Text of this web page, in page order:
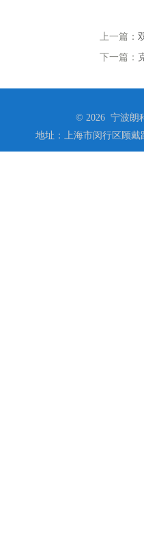
上一篇：
下一篇：
© 2026 宁波朗
地址：上海市闵行区顾